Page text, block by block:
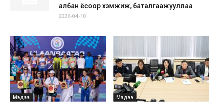
албан ёсоор хэмжиж, баталгаажууллаа
2026-04-10
Мэдээ Мэдээ